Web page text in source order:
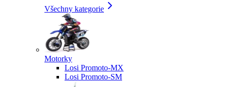
Všechny kategorie
Motorky
Losi Promoto-MX
Losi Promoto-SM